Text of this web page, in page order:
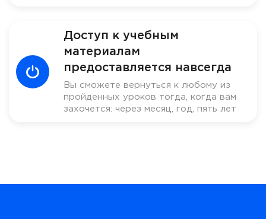
Доступ к учебным
материалам
предоставляется навсегда
Вы сможете вернуться к любому из
пройденных уроков тогда, когда вам
захочется: через месяц, год, пять лет